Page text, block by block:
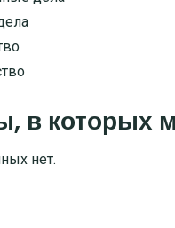
в которых
нет.